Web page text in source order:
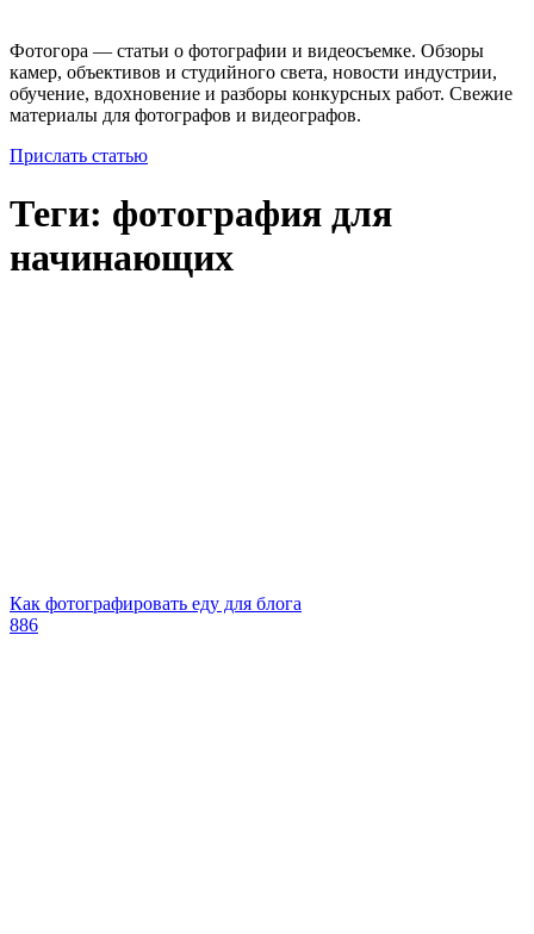
Фотогора — статьи о фотографии и видеосъемке. Обзоры
камер, объективов и студийного света, новости индустрии,
обучение, вдохновение и разборы конкурсных работ. Свежие
материалы для фотографов и видеографов.
Прислать статью
Теги: фотография для
начинающих
Как фотографировать еду для блога
886